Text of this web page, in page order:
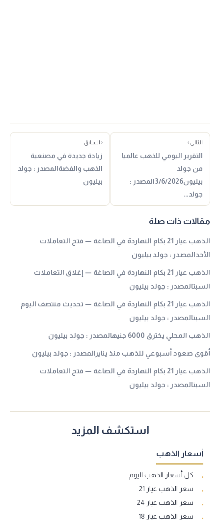
التالي ›
التقرير اليومي للذهب عالميا
من جولد
بيليون3/6/2026المصدر :
جولد…
‹ السابق
زيادة جديدة في مصنعية
الذهب والفضةالمصدر : جولد
بيليون
مقالات ذات صلة
الذهب عيار 21 بكام النهاردة في الصاغة — فتح التعاملات
الأحدالمصدر : جولد بيليون
الذهب عيار 21 بكام النهاردة في الصاغة — إغلاق التعاملات
السبتالمصدر : جولد بيليون
الذهب عيار 21 بكام النهاردة في الصاغة — تحديث منتصف اليوم
السبتالمصدر : جولد بيليون
الذهب المحلي يخترق 6000 جنيهالمصدر : جولد بيليون
أقوى صعود أسبوعي للذهب منذ ينايرالمصدر : جولد بيليون
الذهب عيار 21 بكام النهاردة في الصاغة — فتح التعاملات
السبتالمصدر : جولد بيليون
استكشف المزيد
أسعار الذهب
كل أسعار الذهب اليوم
سعر الذهب عيار 21
سعر الذهب عيار 24
سعر الذهب عيار 18